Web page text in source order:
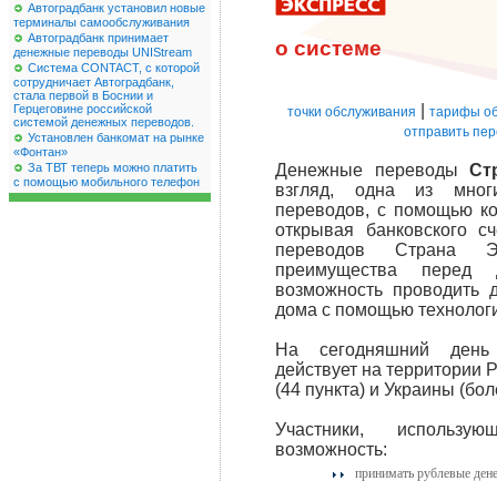
Автоградбанк установил новые
терминалы самообслуживания
Автоградбанк принимает
денежные переводы UNIStream
Система CONTACT, с которой
сотрудничает Автоградбанк,
стала первой в Боснии и
Герцеговине российской
системой денежных переводов.
Установлен банкомат на рынке
«Фонтан»
За ТВТ теперь можно платить
с помощью мобильного телефон
о системе
точки обслуживания
тарифы
отправить
Денежные переводы
взгляд, одна из
переводов, с помощью
открывая банковского
переводов Страна
преимущества перед
возможность
дома с помощью
На сегодняшний
действует на территории
(44 пункта) и Украины
Участники,
возможность:
принимать рублевые